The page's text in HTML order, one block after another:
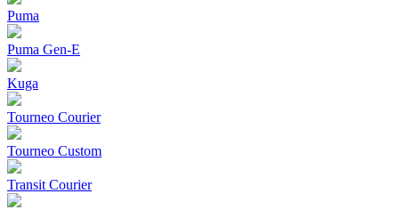
Puma
Puma Gen‑E
Kuga
Tourneo Courier
Tourneo Custom
Transit Courier